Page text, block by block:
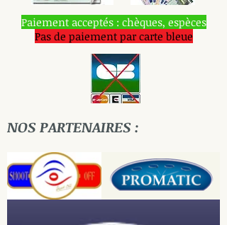
Paiement acceptés : chèques, espèces
Pas de paiement par carte bleue
NOS PARTENAIRES :